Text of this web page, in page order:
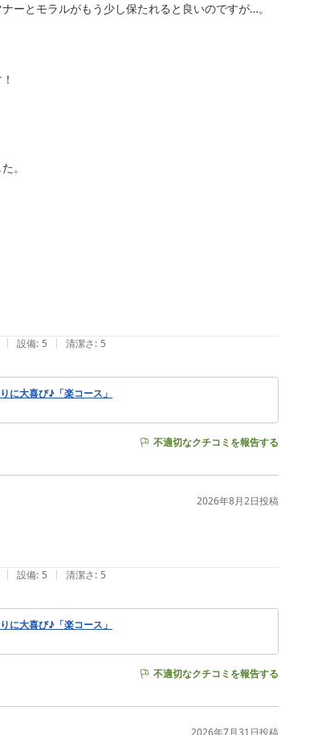
ーとモラルがもう少し保たれると良いのですが…。
。
| 設備: 5 | 清潔さ: 5
に大喜び♪「楽コース」
不適切なクチコミを報告する
2026年8月2日投稿
| 設備: 5 | 清潔さ: 5
に大喜び♪「楽コース」
不適切なクチコミを報告する
2026年7月31日投稿